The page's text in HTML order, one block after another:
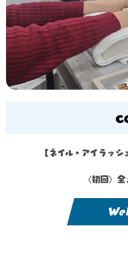
【ネイル・アイラッ
〈初回〉